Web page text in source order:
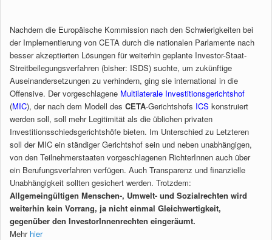
Nachdem die Europäische Kommission nach den Schwierigkeiten bei
der Implementierung von CETA durch die nationalen Parlamente nach
besser akzeptierten Lösungen für weiterhin geplante Investor-Staat-
Streitbeilegungsverfahren (bisher: ISDS) suchte, um zukünftige
Auseinandersetzungen zu verhindern, ging sie international in die
Offensive. Der vorgeschlagene Multilaterale Investitionsgerichtshof
(MIC), der nach dem Modell des CETA-Gerichtshofs ICS konstruiert
werden soll, soll mehr Legitimität als die üblichen privaten
Investitionsschiedsgerichtshöfe bieten. Im Unterschied zu Letzteren
soll der MIC ein ständiger Gerichtshof sein und neben unabhängigen,
von den Teilnehmerstaaten vorgeschlagenen RichterInnen auch über
ein Berufungsverfahren verfügen. Auch Transparenz und finanzielle
Unabhängigkeit sollten gesichert werden. Trotzdem:
Allgemeingültigen Menschen-, Umwelt- und Sozialrechten wird
weiterhin kein Vorrang, ja nicht einmal Gleichwertigkeit,
gegenüber den InvestorInnenrechten eingeräumt.
Mehr hier